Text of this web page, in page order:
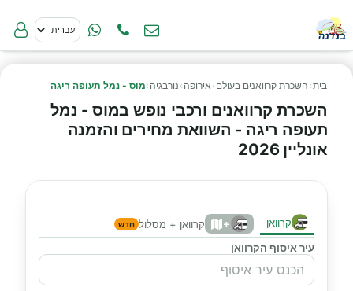
בית› השכרת קרוואנים בעולם › אירופה › נורבגיה ›מוס - נמל תעופה ריגה
השכרת קרוואנים ורכבי נופש במוס - נמל
תעופה ריגה - השוואת מחירים והזמנה
אונליין 2026
קרוואן + קרוואן + מסלול חדש
עיר איסוף הקרוואן